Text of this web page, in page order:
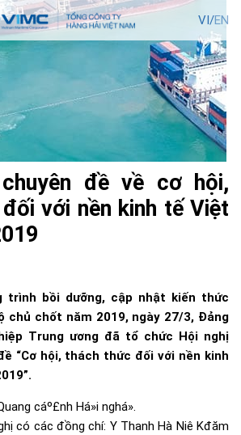
VI/EN
đề về cơ hội,
với nền kinh tế Việt
trình bồi dưỡng, cập nhật kiến thức
chủ chốt năm 2019, ngày 27/3, Đảng
Trung ương đã tổ chức Hội nghị
“Cơ hội, thách thức đối với nền kinh
có các đồng chí: Y Thanh Hà Niê Kđăm